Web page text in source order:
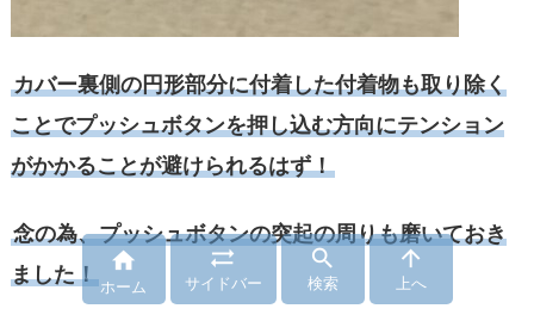
カバー裏側の円形部分に付着した付着物も取り除く
ことでプッシュボタンを押し込む方向にテンション
がかかることが避けられるはず！
念の為、プッシュボタンの突起の周りも磨いておき
ました！

ホーム

サイドバー

検索

上へ